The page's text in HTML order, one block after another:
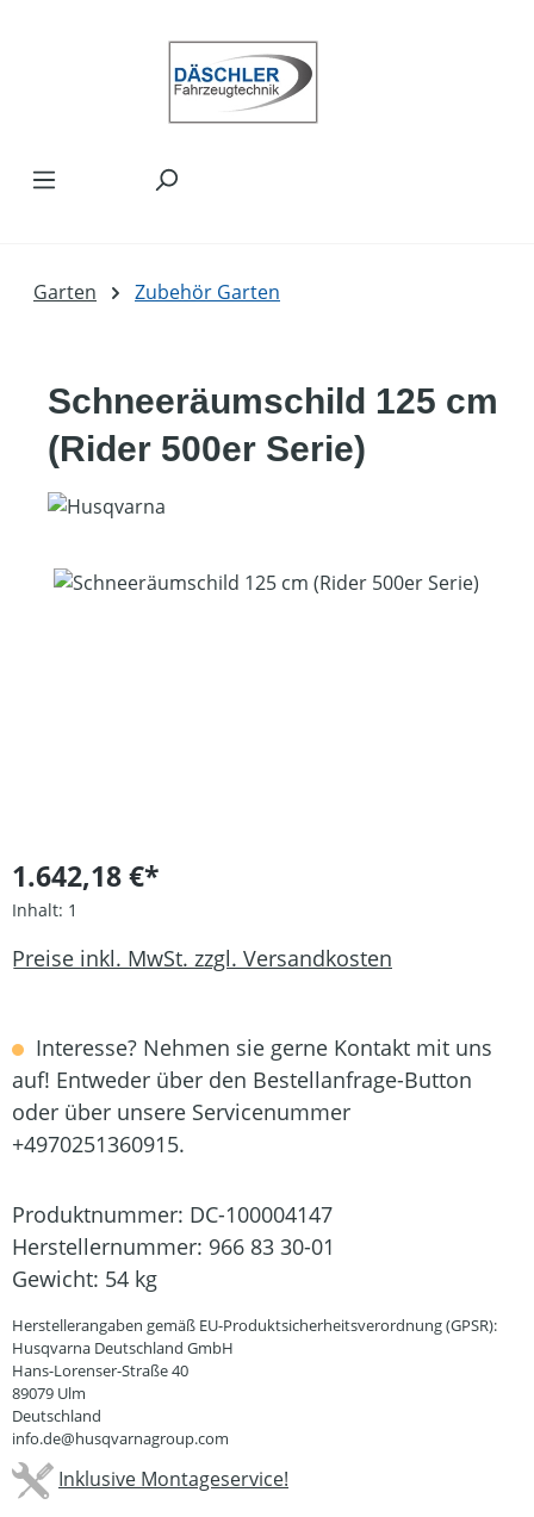
Garten Zubehör Garten
Schneeräumschild 125 cm
(Rider 500er Serie)
Bildergalerie überspringen
1.642,18 €*
Inhalt: 1
Preise inkl. MwSt. zzgl. Versandkosten
Interesse? Nehmen sie gerne Kontakt mit uns
auf! Entweder über den Bestellanfrage-Button
oder über unsere Servicenummer
+4970251360915.
Produktnummer: DC-100004147
Herstellernummer: 966 83 30-01
Gewicht: 54 kg
Herstellerangaben gemäß EU-Produktsicherheitsverordnung (GPSR):
Husqvarna Deutschland GmbH
Hans-Lorenser-Straße 40
89079 Ulm
Deutschland
info.de@husqvarnagroup.com
Inklusive Montageservice!